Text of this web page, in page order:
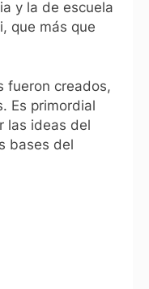
y la de escuela
, que más que
fueron creados,
Es primordial
las ideas del
bases del